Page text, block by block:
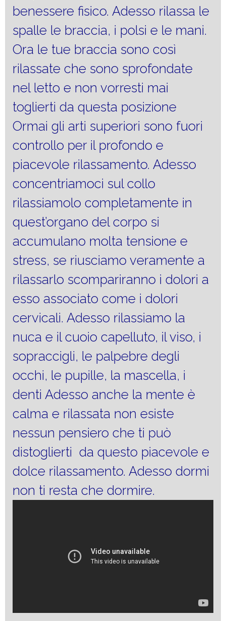
benessere fisico. Adesso rilassa le
spalle le braccia, i polsi e le mani.
Ora le tue braccia sono così
rilassate che sono sprofondate
nel letto e non vorresti mai
toglierti da questa posizione
Ormai gli arti superiori sono fuori
controllo per il profondo e
piacevole rilassamento. Adesso
concentriamoci sul collo
rilassiamolo completamente in
quest’organo del corpo si
accumulano molta tensione e
stress, se riusciamo veramente a
rilassarlo scompariranno i dolori a
esso associato come i dolori
cervicali. Adesso rilassiamo la
nuca e il cuoio capelluto, il viso, i
sopraccigli, le palpebre degli
occhi, le pupille, la mascella, i
denti Adesso anche la mente è
calma e rilassata non esiste
nessun pensiero che ti può
distoglierti da questo piacevole e
dolce rilassamento. Adesso dormi
non ti resta che dormire.